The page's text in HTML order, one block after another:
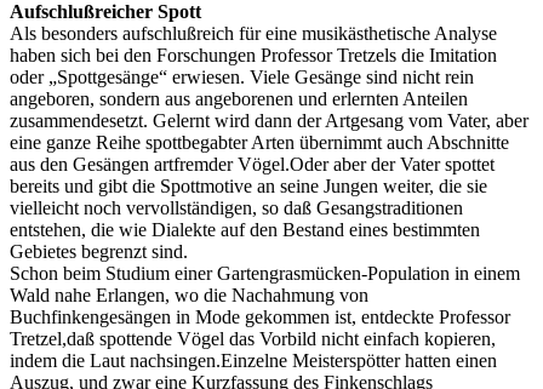
Aufschlußreicher Spott
Als besonders aufschlußreich für eine musikästhetische Analyse
haben sich bei den Forschungen Professor Tretzels die Imitation
oder „Spottgesänge“ erwiesen. Viele Gesänge sind nicht rein
angeboren, sondern aus angeborenen und erlernten Anteilen
zusammendesetzt. Gelernt wird dann der Artgesang vom Vater, aber
eine ganze Reihe spottbegabter Arten übernimmt auch Abschnitte
aus den Gesängen artfremder Vögel.Oder aber der Vater spottet
bereits und gibt die Spottmotive an seine Jungen weiter, die sie
vielleicht noch vervollständigen, so daß Gesangstraditionen
entstehen, die wie Dialekte auf den Bestand eines bestimmten
Gebietes begrenzt sind.
Schon beim Studium einer Gartengrasmücken-Population in einem
Wald nahe Erlangen, wo die Nachahmung von
Buchfinkengesängen in Mode gekommen ist, entdeckte Professor
Tretzel,daß spottende Vögel das Vorbild nicht einfach kopieren,
indem die Laut nachsingen.Einzelne Meisterspötter hatten einen
Auszug, und zwar eine Kurzfassung des Finkenschlags